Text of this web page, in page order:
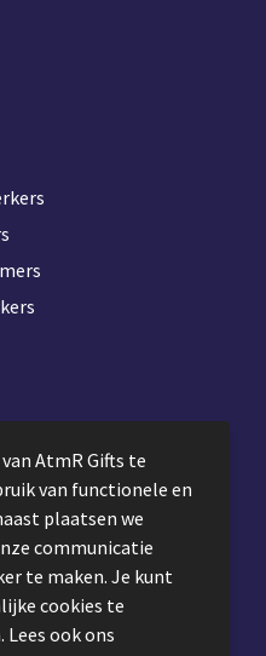
AtmR Gifts te
van functionele en
plaatsen we
communicatie
te maken. Je kunt
cookies te
ook ons